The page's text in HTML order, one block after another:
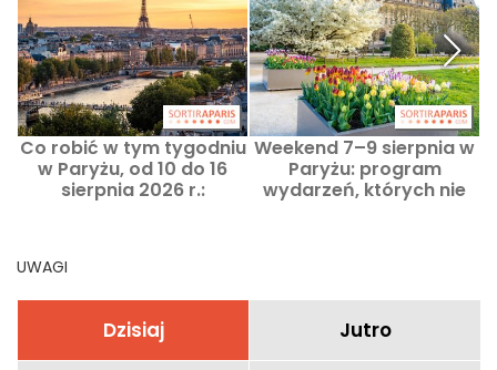
Co robić w tym tygodniu
w Paryżu, od 10 do 16
sierpnia 2026 r.:
Weekend 7–9 sierpnia w
Paryżu: program
wydarzeń, których nie
UWAGI
Dzisiaj Jutro